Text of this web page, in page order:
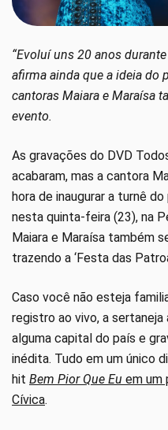
“Evoluí uns 20 anos
afirma ainda que a ideia do
cantoras Maiara e Maraísa
evento.
As gravações do DVD
acabaram, mas a cantora
hora de inaugurar a turnê
nesta quinta-feira (23), na
Maiara e Maraísa também
trazendo a ‘Festa das
Caso você não esteja
registro ao vivo, a
alguma capital do país e
inédita. Tudo em um único
hit Bem Pior Que Eu em um
Cívica.